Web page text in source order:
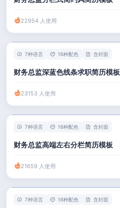
22954 人使用
7种语言 16种配色 含封面
财务总监深蓝色线条求职简历模板
23153 人使用
7种语言 16种配色 含封面
财务总监高端左右分栏简历模板
21659 人使用
7种语言 16种配色 含封面